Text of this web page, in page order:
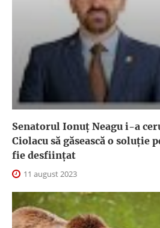
Senatorul Ionuț Neagu i-a
Ciolacu să găsească o soluție
fie desființat
11 august 2023